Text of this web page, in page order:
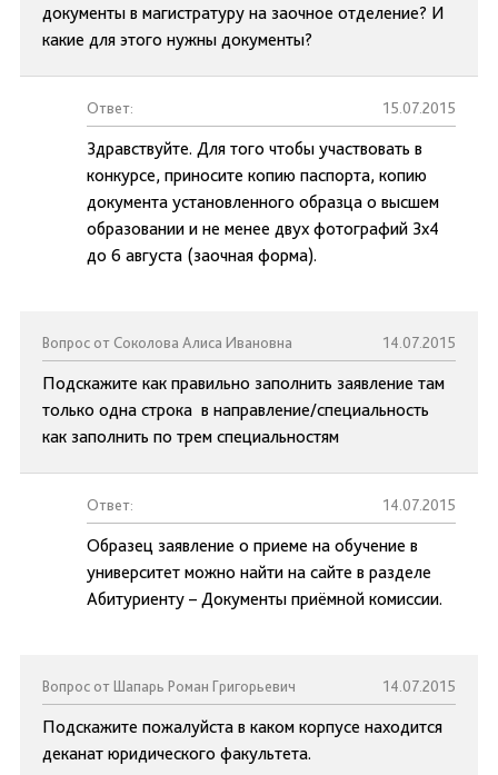
документы в магистратуру на заочное отделение? И
какие для этого нужны документы?
Ответ: 15.07.2015
Здравствуйте. Для того чтобы участвовать в
конкурсе, приносите копию паспорта, копию
документа установленного образца о высшем
образовании и не менее двух фотографий 3х4
до 6 августа (заочная форма).
Вопрос от Соколова Алиса Ивановна 14.07.2015
Подскажите как правильно заполнить заявление там
только одна строка в направление/специальность
как заполнить по трем специальностям
Ответ: 14.07.2015
Образец заявление о приеме на обучение в
университет можно найти на сайте в разделе
Абитуриенту – Документы приёмной комиссии.
Вопрос от Шапарь Роман Григорьевич 14.07.2015
Подскажите пожалуйста в каком корпусе находится
деканат юридического факультета.